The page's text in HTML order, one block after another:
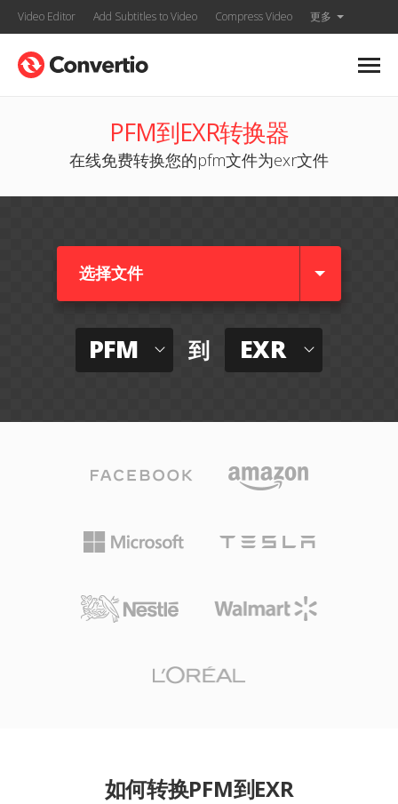
Video Editor Add Subtitles to Video Compress Video 更多
PFM到EXR转换器
在线免费转换您的pfm文件为exr文件
选择文件
PFM 到 EXR
如何转换PFM到EXR